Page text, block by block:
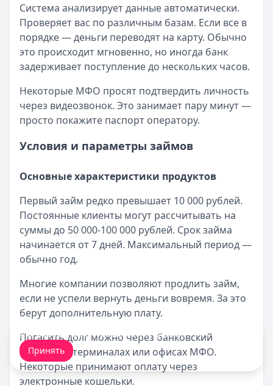
Система анализирует данные автоматически.
Проверяет вас по различным базам. Если все в
порядке — деньги переводят на карту. Обычно
это происходит мгновенно, но иногда банк
задерживает поступление до нескольких часов.
Некоторые МФО просят подтвердить личность
через видеозвонок. Это занимает пару минут —
просто покажите паспорт оператору.
Условия и параметры займов
Основные характеристики продуктов
Первый займ редко превышает 10 000 рублей.
Постоянные клиенты могут рассчитывать на
суммы до 50 000-100 000 рублей. Срок займа
начинается от 7 дней. Максимальный период —
обычно год.
Многие компании позволяют продлить займ,
если не успели вернуть деньги вовремя. За это
берут дополнительную плату.
Погасить долг можно через банковский
перевод, в терминалах или офисах МФО.
Некоторые принимают оплату через
электронные кошельки.
Мы обрабатываем ваши cookie-файлы.
Принять